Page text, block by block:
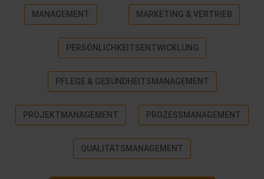
MANAGEMENT MARKETING & VERTRIEB
PERSÖNLICHKEITSENTWICKLUNG
PFLEGE & GESUNDHEITSMANAGEMENT
PROJEKTMANAGEMENT PROZESSMANAGEMENT
QUALITÄTSMANAGEMENT